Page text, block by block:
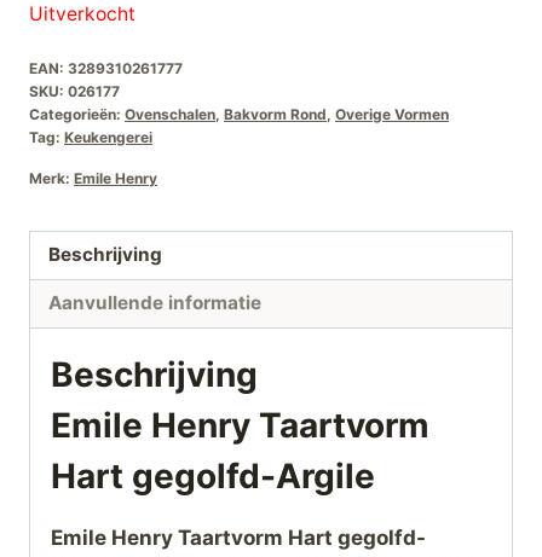
Uitverkocht
EAN: 3289310261777
SKU: 026177
Categorieën: Ovenschalen, Bakvorm Rond, Overige Vormen
Tag: Keukengerei
Merk: Emile Henry
Beschrijving
Aanvullende informatie
Beschrijving
Emile Henry Taartvorm
Hart gegolfd-Argile
Emile Henry Taartvorm Hart gegolfd-